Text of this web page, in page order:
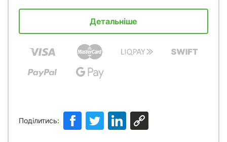
Детальніше
Поділитись: